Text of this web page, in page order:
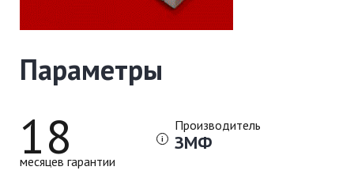
Параметры
Производитель
ЗМФ
18
месяцев гарантии